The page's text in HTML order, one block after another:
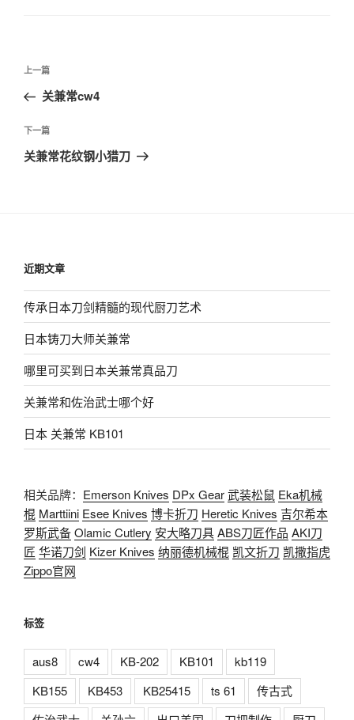
文
导
航
上
一
文
章
上一篇
关兼常cw4
下
一
下一篇
关兼常花纹钢小猎刀
近期文章
传承日本刀剑精髓的现代厨刀艺术
日本铸刀大师关兼常
哪里可买到日本关兼常真品刀
关兼常和佐治武士哪个好
日本 关兼常 KB101
相关品牌： Emerson Knives DPx Gear武装松鼠 Eka机械
棍 Marttiini Esee Knives 博卡折刀 Heretic Knives 吉尔希本
罗斯武备Olamic Cutlery 安大略刀具ABS刀匠作品 AKI刀
匠 华诺刀剑 Kizer Knives 纳丽德机械棍 凯文折刀 凯撒指虎
Zippo官网
标签
aus8 cw4 KB-202 KB101
kb119
KB155
KB453 KB25415 ts 61
传古式